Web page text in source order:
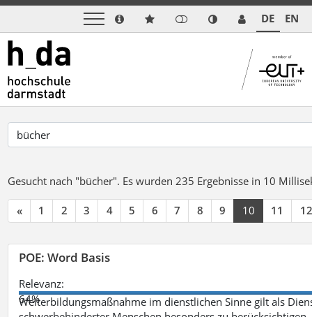
DE EN
Gesucht nach "bücher". Es wurden 235 Ergebnisse in 10
« 1 2 3 4 5 6 7 8 9 10 11 12
POE: Word Basis
Relevanz:
64%
Weiterbildungsmaßnahme im dienstlichen Sinne gilt als